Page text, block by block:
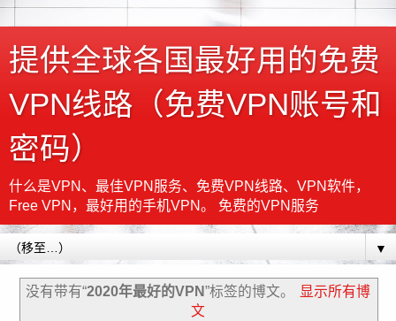
提供全球各国最好用的免费
VPN线路（免费VPN账号和
密码）
什么是VPN、最佳VPN服务、免费VPN线路、VPN软件，
Free VPN，最好用的手机VPN。 免费的VPN服务
▼
没有带有“2020年最好的VPN”标签的博文。
显示所有博
文